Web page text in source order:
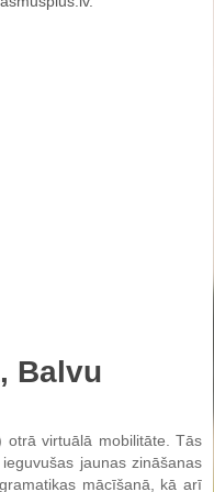
Balvu
otrā virtuālā mobilitāte. Tās
jaunas zināšanas
mācīšanā, kā arī